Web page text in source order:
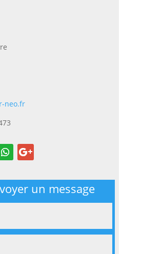
neo.fr
un message